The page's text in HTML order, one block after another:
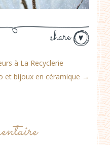
share
à La Recyclerie
et bijoux en céramique →